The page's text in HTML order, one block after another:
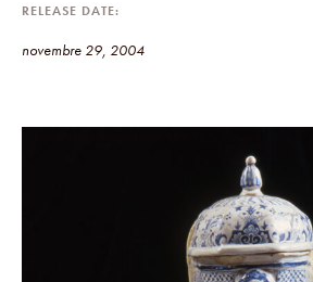
RELEASE DATE
novembre 29, 2004